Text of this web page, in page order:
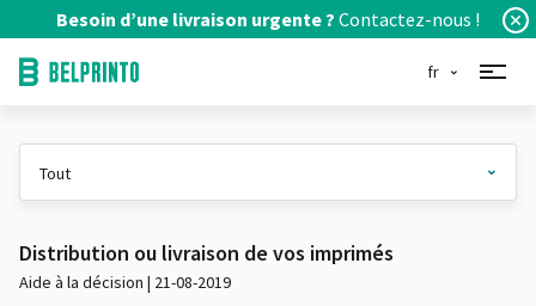
Besoin d’une livraison urgente ? Contactez-nous !
fr
Distribution ou livraison de vos imprimés
Aide à la décision | 21-08-2019